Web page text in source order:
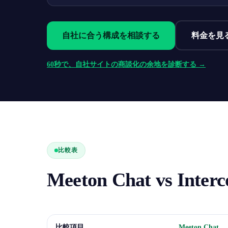
自社に合う構成を相談する 料金を見
60秒で、自社サイトの商談化の余地を診断する →
比較表
Meeton Chat vs